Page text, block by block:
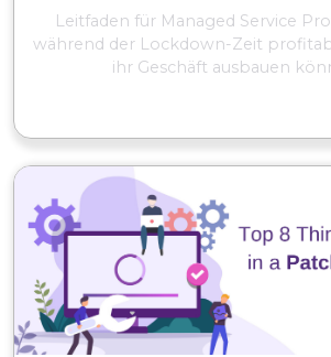
Leitfaden für Managed Service
während der Lockdown-Zeit
ihr Geschäft ausbauen